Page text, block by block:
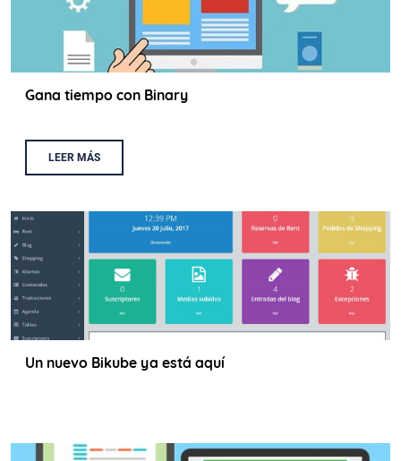
Gana tiempo con Binary
LEER MÁS
Un nuevo Bikube ya está aquí